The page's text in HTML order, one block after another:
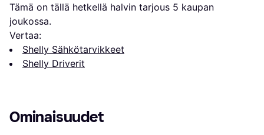
Tämä on tällä hetkellä halvin tarjous 5 kaupan
joukossa.
Vertaa:
Shelly Sähkötarvikkeet
Shelly Driverit
Ominaisuudet